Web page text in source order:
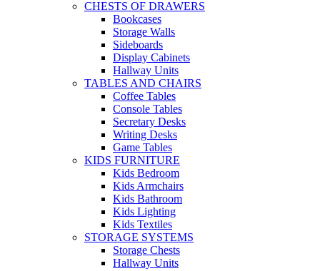
CHESTS OF DRAWERS
Bookcases
Storage Walls
Sideboards
Display Cabinets
Hallway Units
TABLES AND CHAIRS
Coffee Tables
Console Tables
Secretary Desks
Writing Desks
Game Tables
KIDS FURNITURE
Kids Bedroom
Kids Armchairs
Kids Bathroom
Kids Lighting
Kids Textiles
STORAGE SYSTEMS
Storage Chests
Hallway Units